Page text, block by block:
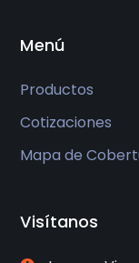
Menú
Productos
Cotizaciones
Mapa de
Visítanos